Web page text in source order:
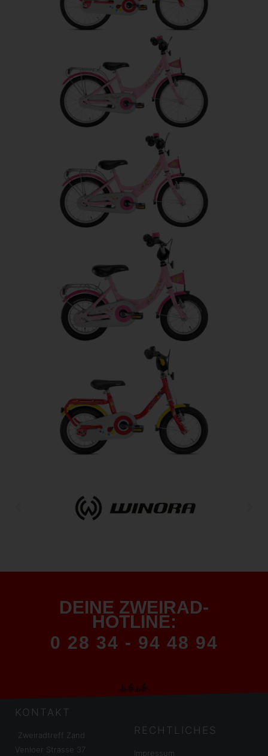
DEINE ZWEIRAD-
HOTLINE:
0 28 34 - 94 48 94
KONTAKT
Zweiradtreff Zand
Venloer Strasse 37
RECHTLICHES
Impressum